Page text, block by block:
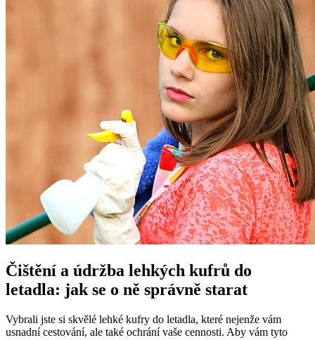
Čištění a údržba lehkých kufrů do
letadla: jak se o ně správně starat
Vybrali jste si skvělé lehké kufry do letadla, které nejenže vám
usnadní cestování, ale také ochrání vaše cennosti. Aby vám tyto